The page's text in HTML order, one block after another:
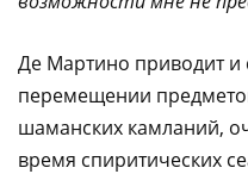
Де Мартино приводит и
перемещении
шаманских камланий,
время спиритических